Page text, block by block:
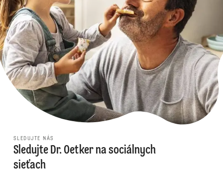
SLEDUJTE NÁS
Sledujte Dr. Oetker na sociálnych
sieťach